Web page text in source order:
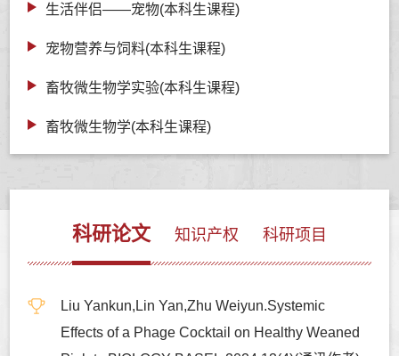
生活伴侣——宠物(本科生课程)
宠物营养与饲料(本科生课程)
畜牧微生物学实验(本科生课程)
畜牧微生物学(本科生课程)
科研论文 知识产权 科研项目
Liu Yankun,Lin Yan,Zhu Weiyun.Systemic
Effects of a Phage Cocktail on Healthy Weaned